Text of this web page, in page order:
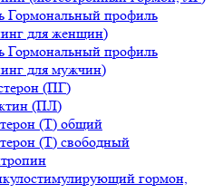
Гормональный профиль
для женщин)
Гормональный профиль
для мужчин)
(ПГ)
(ПЛ)
(Т) общий
(Т) свободный
гормон,